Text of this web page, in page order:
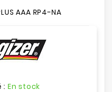
AAA RP4-NA
: En stock